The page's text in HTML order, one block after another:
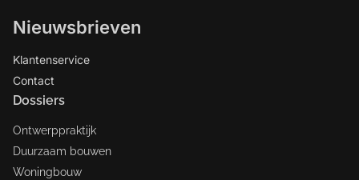
Nieuwsbrieven
Klantenservice
Contact
Dossiers
Ontwerppraktijk
Duurzaam bouwen
Woningbouw